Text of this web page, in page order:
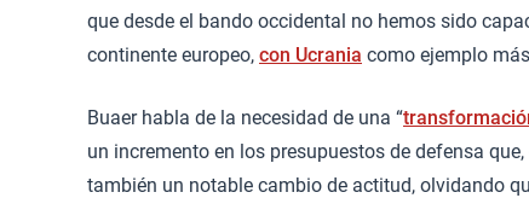
que desde el bando occidental no hemos sido
continente europeo, con Ucrania como ejemplo
Buaer habla de la necesidad de una “
un incremento en los presupuestos de defensa
también un notable cambio de actitud, olvidando